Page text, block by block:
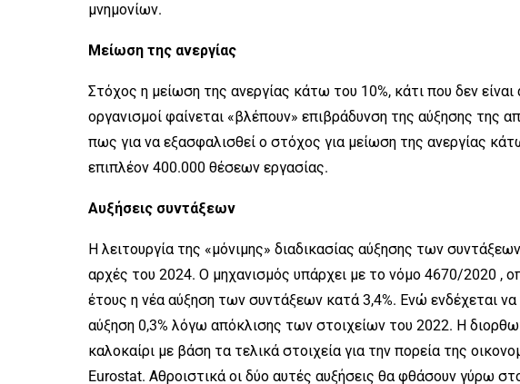
μνημονίων.
Μείωση της ανεργίας
Στόχος η μείωση της ανεργίας κάτω του 10%, κάτι που δεν
οργανισμοί φαίνεται «βλέπουν» επιβράδυνση της αύξησης της
πως για να εξασφαλισθεί ο στόχος για μείωση της ανεργίας
επιπλέον 400.000 θέσεων εργασίας.
Αυξήσεις συντάξεων
Η λειτουργία της «μόνιμης» διαδικασίας αύξησης των
αρχές του 2024. Ο μηχανισμός υπάρχει με το νόμο 4670/2020 ,
έτους η νέα αύξηση των συντάξεων κατά 3,4%. Ενώ ενδέχεται
αύξηση 0,3% λόγω απόκλισης των στοιχείων του 2022. Η
καλοκαίρι με βάση τα τελικά στοιχεία για την πορεία της
Eurostat. Αθροιστικά οι δύο αυτές αυξήσεις θα φθάσουν γύρω